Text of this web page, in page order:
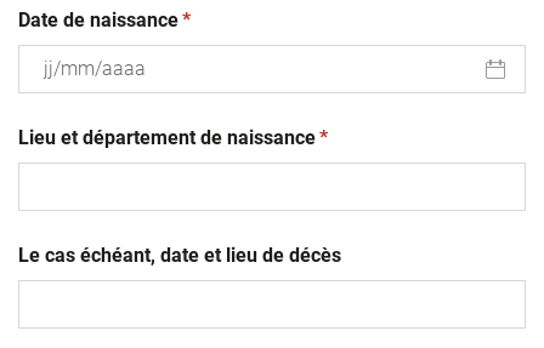
Date de naissance(obligatoire)
*
slash
MM
Lieu et département de naissance(obligatoire)
*
Le cas échéant, date et lieu de décès